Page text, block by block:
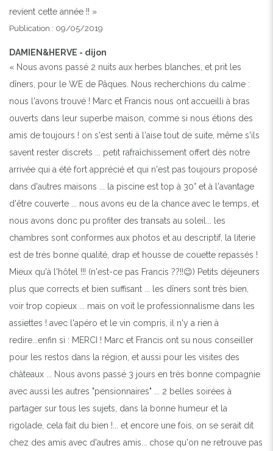
revient cette année !! »
Publication : 09/05/2019
DAMIEN&HERVE - dijon
« Nous avons passé 2 nuits aux herbes blanches, et prit les
dîners, pour le WE de Pâques. Nous recherchions du calme :
nous l'avons trouvé ! Marc et Francis nous ont accueilli à bras
ouverts dans leur superbe maison, comme si nous étions des
amis de toujours ! on s'est senti à l'aise tout de suite, même s'ils
savent rester discrets ... petit rafraîchissement offert dès notre
arrivée qui a été fort apprécié et qui n'est pas toujours proposé
dans d'autres maisons ... la piscine est top à 30° et à l'avantage
d'être couverte ... nous avons eu de la chance avec le temps, et
nous avons donc pu profiter des transats au soleil... les
chambres sont conformes aux photos et au descriptif, la literie
est de très bonne qualité, drap et housse de couette repassés !
Mieux qu'à l'hôtel !!! (n'est-ce pas Francis ??!!😉) Petits déjeuners
plus que corrects et bien suffisant ... les dîners sont très bien,
voir trop copieux ... mais on voit le professionnalisme dans les
assiettes ! avec l'apéro et le vin compris, il n'y a rien à
redire...enfin si : MERCI ! Marc et Francis ont su nous conseiller
pour les restos dans la région, et aussi pour les visites des
châteaux ... Nous avons passé 3 jours en très bonne compagnie
avec aussi les autres "pensionnaires" ... 2 belles soirées à
partager sur tous les sujets, dans la bonne humeur et la
rigolade, cela fait du bien !... et encore une fois, on se serait dit
chez des amis avec d'autres amis... chose qu'on ne retrouve pas